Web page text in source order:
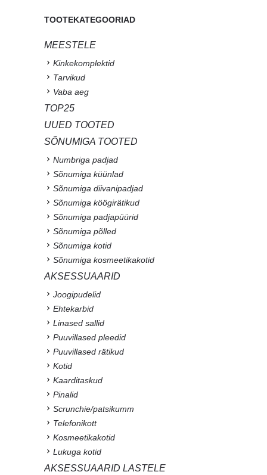
TOOTEKATEGOORIAD
MEESTELE
Kinkekomplektid
Tarvikud
Vaba aeg
TOP25
UUED TOOTED
SÕNUMIGA TOOTED
Numbriga padjad
Sõnumiga küünlad
Sõnumiga diivanipadjad
Sõnumiga köögirätikud
Sõnumiga padjapüürid
Sõnumiga põlled
Sõnumiga kotid
Sõnumiga kosmeetikakotid
AKSESSUAARID
Joogipudelid
Ehtekarbid
Linased sallid
Puuvillased pleedid
Puuvillased rätikud
Kotid
Kaarditaskud
Pinalid
Scrunchie/patsikumm
Telefonikott
Kosmeetikakotid
Lukuga kotid
AKSESSUAARID LASTELE